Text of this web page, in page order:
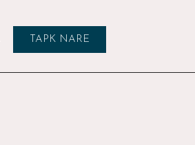
TAPK NARE